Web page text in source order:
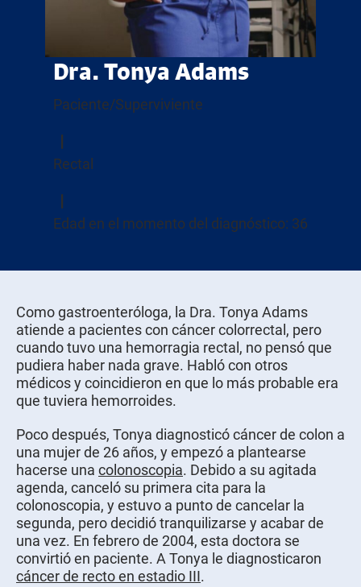
Dra. Tonya Adams
Paciente/Superviviente
Rectal
Edad en el momento del diagnóstico: 36
Como gastroenteróloga, la Dra. Tonya Adams
atiende a pacientes con cáncer colorrectal, pero
cuando tuvo una hemorragia rectal, no pensó que
pudiera haber nada grave. Habló con otros
médicos y coincidieron en que lo más probable era
que tuviera hemorroides.
Poco después, Tonya diagnosticó cáncer de colon a
una mujer de 26 años, y empezó a plantearse
hacerse una colonoscopia. Debido a su agitada
agenda, canceló su primera cita para la
colonoscopia, y estuvo a punto de cancelar la
segunda, pero decidió tranquilizarse y acabar de
una vez. En febrero de 2004, esta doctora se
convirtió en paciente. A Tonya le diagnosticaron
cáncer de recto en estadio III.